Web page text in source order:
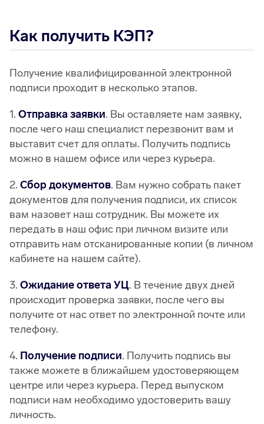
Как получить КЭП?
Получение квалифицированной электронной
подписи проходит в несколько этапов.
1. Отправка заявки. Вы оставляете нам заявку,
после чего наш специалист перезвонит вам и
выставит счет для оплаты. Получить подпись
можно в нашем офисе или через курьера.
2. Сбор документов. Вам нужно собрать пакет
документов для получения подписи, их список
вам назовет наш сотрудник. Вы можете их
передать в наш офис при личном визите или
отправить нам отсканированные копии (в личном
кабинете на нашем сайте).
3. Ожидание ответа УЦ. В течение двух дней
происходит проверка заявки, после чего вы
получите от нас ответ по электронной почте или
телефону.
4. Получение подписи. Получить подпись вы
также можете в ближайшем удостоверяющем
центре или через курьера. Перед выпуском
подписи нам необходимо удостоверить вашу
личность.